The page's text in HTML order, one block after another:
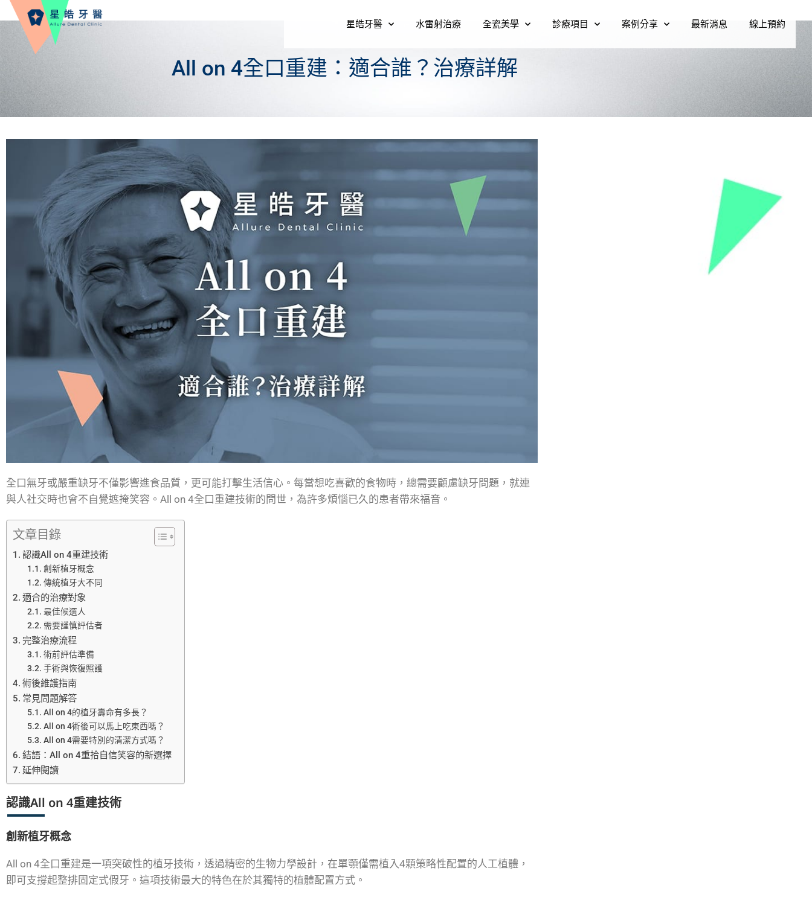
星皓牙醫 水雷射治療 全瓷美學 診療項目 案例分享 最新消息 線上預約
All on 4全口重建：適合誰？治療詳解
全口無牙或嚴重缺牙不僅影響進食品質，更可能打擊生活信心。每當想吃喜歡的食物時，總需要顧慮缺牙問題，就連
與人社交時也會不自覺遮掩笑容。All on 4全口重建技術的問世，為許多煩惱已久的患者帶來福音。
文章目錄
認識All on 4重建技術
創新植牙概念
傳統植牙大不同
適合的治療對象
最佳候選人
需要謹慎評估者
完整治療流程
術前評估準備
手術與恢復照護
術後維護指南
常見問題解答
All on 4的植牙壽命有多長？
All on 4術後可以馬上吃東西嗎？
All on 4需要特別的清潔方式嗎？
結語：All on 4重拾自信笑容的新選擇
延伸閱讀
認識All on 4重建技術
創新植牙概念
All on 4全口重建是一項突破性的植牙技術，透過精密的生物力學設計，在單顎僅需植入4顆策略性配置的人工植體，
即可支撐起整排固定式假牙。這項技術最大的特色在於其獨特的植體配置方式。